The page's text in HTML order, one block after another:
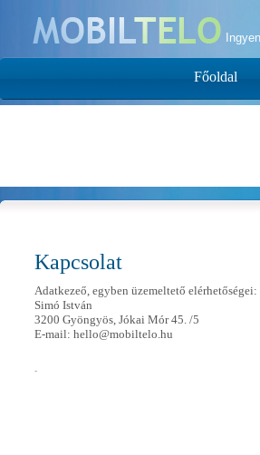
Kapcsolat
Adatkezeő, egyben üzemeltető elérhetőségei:
Simó István
3200 Gyöngyös, Jókai Mór 45. /5
E-mail: hello@mobiltelo.hu
-
Főoldal